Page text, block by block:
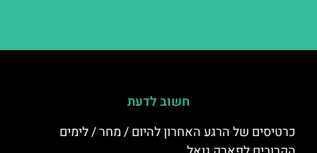
חשוב לדעת
כרטיסים של הרגע האחרון להיום / מחר / לימים